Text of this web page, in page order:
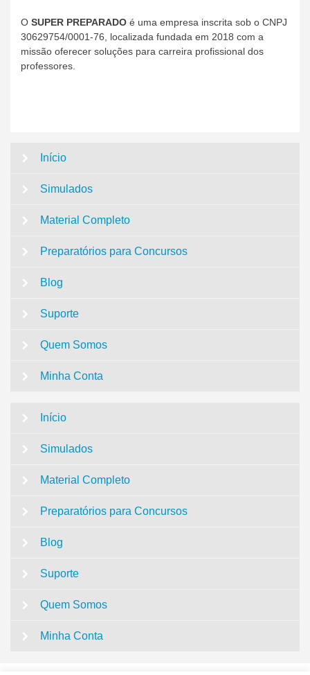
O SUPER PREPARADO é uma empresa inscrita sob o CNPJ
30629754/0001-76, localizada fundada em 2018 com a
missão oferecer soluções para carreira profissional dos
professores.
Início
Simulados
Material Completo
Preparatórios para Concursos
Blog
Suporte
Quem Somos
Minha Conta
Início
Simulados
Material Completo
Preparatórios para Concursos
Blog
Suporte
Quem Somos
Minha Conta